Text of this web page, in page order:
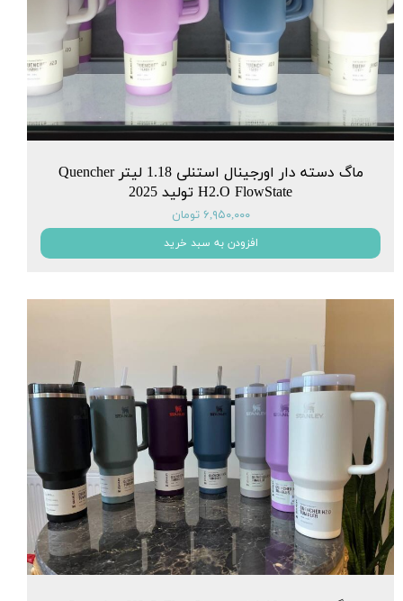
ماگ دسته دار اورجینال استنلی 1.18 لیتر Quencher
H2.O FlowState تولید 2025
۶,۹۵۰,۰۰۰ تومان
افزودن به سبد خرید